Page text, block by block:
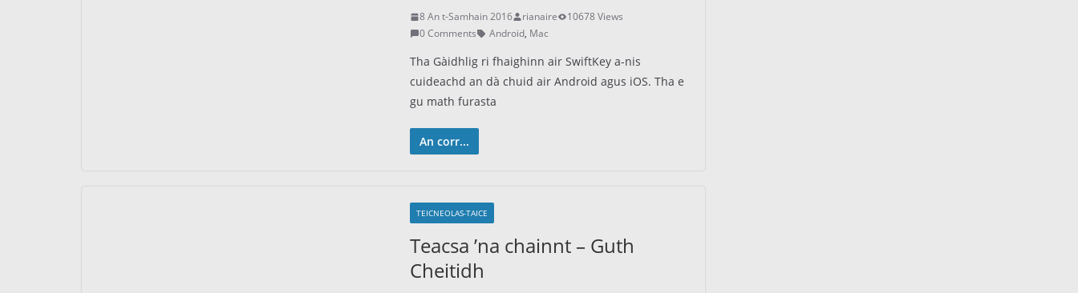
8 An t-Samhain 2016 rianaire
10678 Views
0 Comments
Android, Mac
Tha Gàidhlig ri fhaighinn air SwiftKey a-nis
cuideachd an dà chuid air Android agus iOS. Tha e
gu math furasta
An corr...
TEICNEOLAS-TAICE
Teacsa ’na chainnt – Guth
Cheitidh